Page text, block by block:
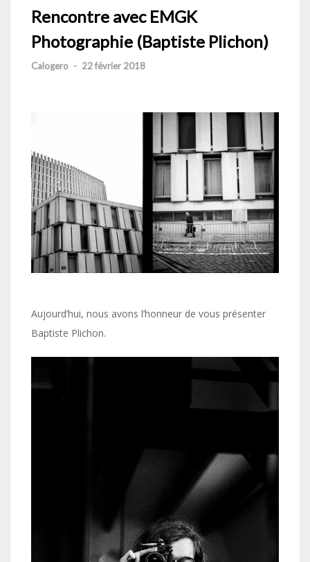
Rencontre avec EMGK
Photographie (Baptiste Plichon)
Calogero - 22 février 2018
Aujourd’hui, nous avons l’honneur de vous présenter
Baptiste Plichon.